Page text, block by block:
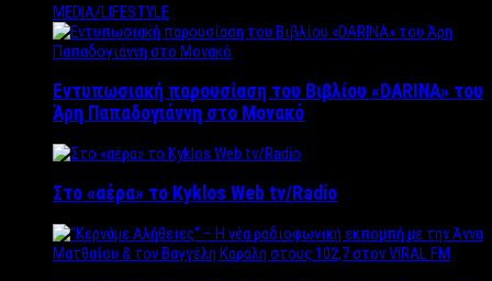
MEDIA/LIFESTYLE
Εντυπωσιακή παρουσίαση του Βιβλίου «DARINA» του
Άρη Παπαδογιάννη στο Μονακό
Στο «αέρα» το Kyklos Web tv/Radio